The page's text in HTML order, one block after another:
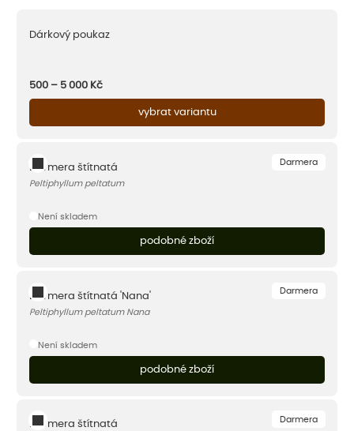
Dárkový poukaz
500 – 5 000 Kč
vybrat variantu
Darmera
Darmera štítnatá
Peltiphyllum peltatum
Není skladem
podobné zboží
Darmera
Darmera štítnatá 'Nana'
Peltiphyllum peltatum Nana
Není skladem
podobné zboží
Darmera
Darmera štítnatá